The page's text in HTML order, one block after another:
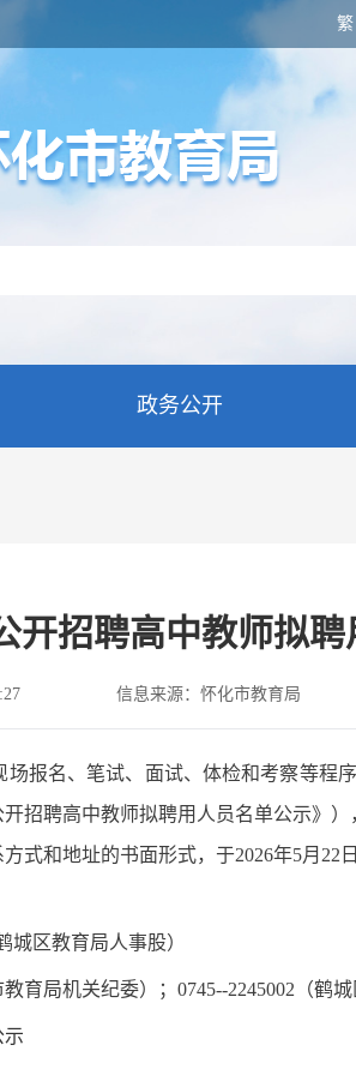
繁
政务公开
开招聘高中教师拟
信息来源：怀化市教育局
报名、笔试、面试、体检和考察等程
招聘高中教师拟聘用人员名单公示》
式和地址的书面形式，于2026年5月22
城区教育局人事股）
局机关纪委）；0745--2245002（鹤
示